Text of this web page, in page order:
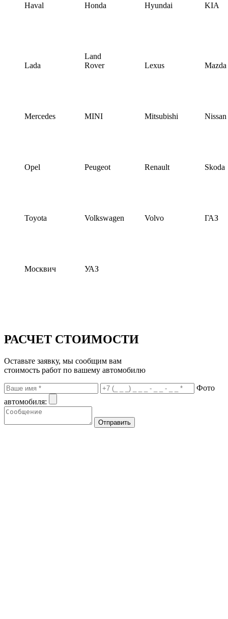
Haval Honda Hyundai KIA
Lada
Land
Rover
Lexus Mazda
Mercedes MINI Mitsubishi Nissan
Opel Peugeot Renault Skoda
Toyota Volkswagen Volvo ГАЗ
Москвич УАЗ
РАСЧЕТ СТОИМОСТИ
Оставьте заявку, мы сообщим вам
стоимость работ по вашему автомобилю
Фото
автомобиля: